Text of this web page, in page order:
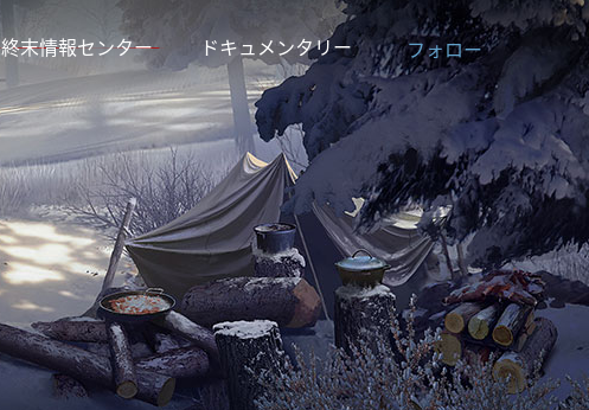
終末情報センター ドキュメンタリー フォロー